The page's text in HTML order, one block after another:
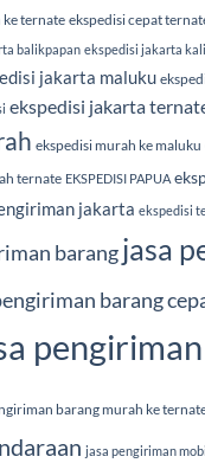
ternate ekspedisi cepat
balikpapan ekspedisi jakarta
jakarta maluku
ekspedisi jakarta
ekspedisi murah ke maluku
ternate EKSPEDISI PAPUA
jakarta ekspedisi
barangjasa
barang
barang murah ke
jasa pengiriman mobil